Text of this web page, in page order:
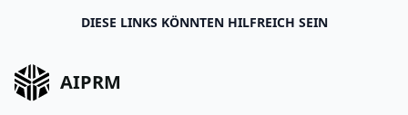
DIESE LINKS KÖNNTEN HILFREICH SEIN
AIPRM